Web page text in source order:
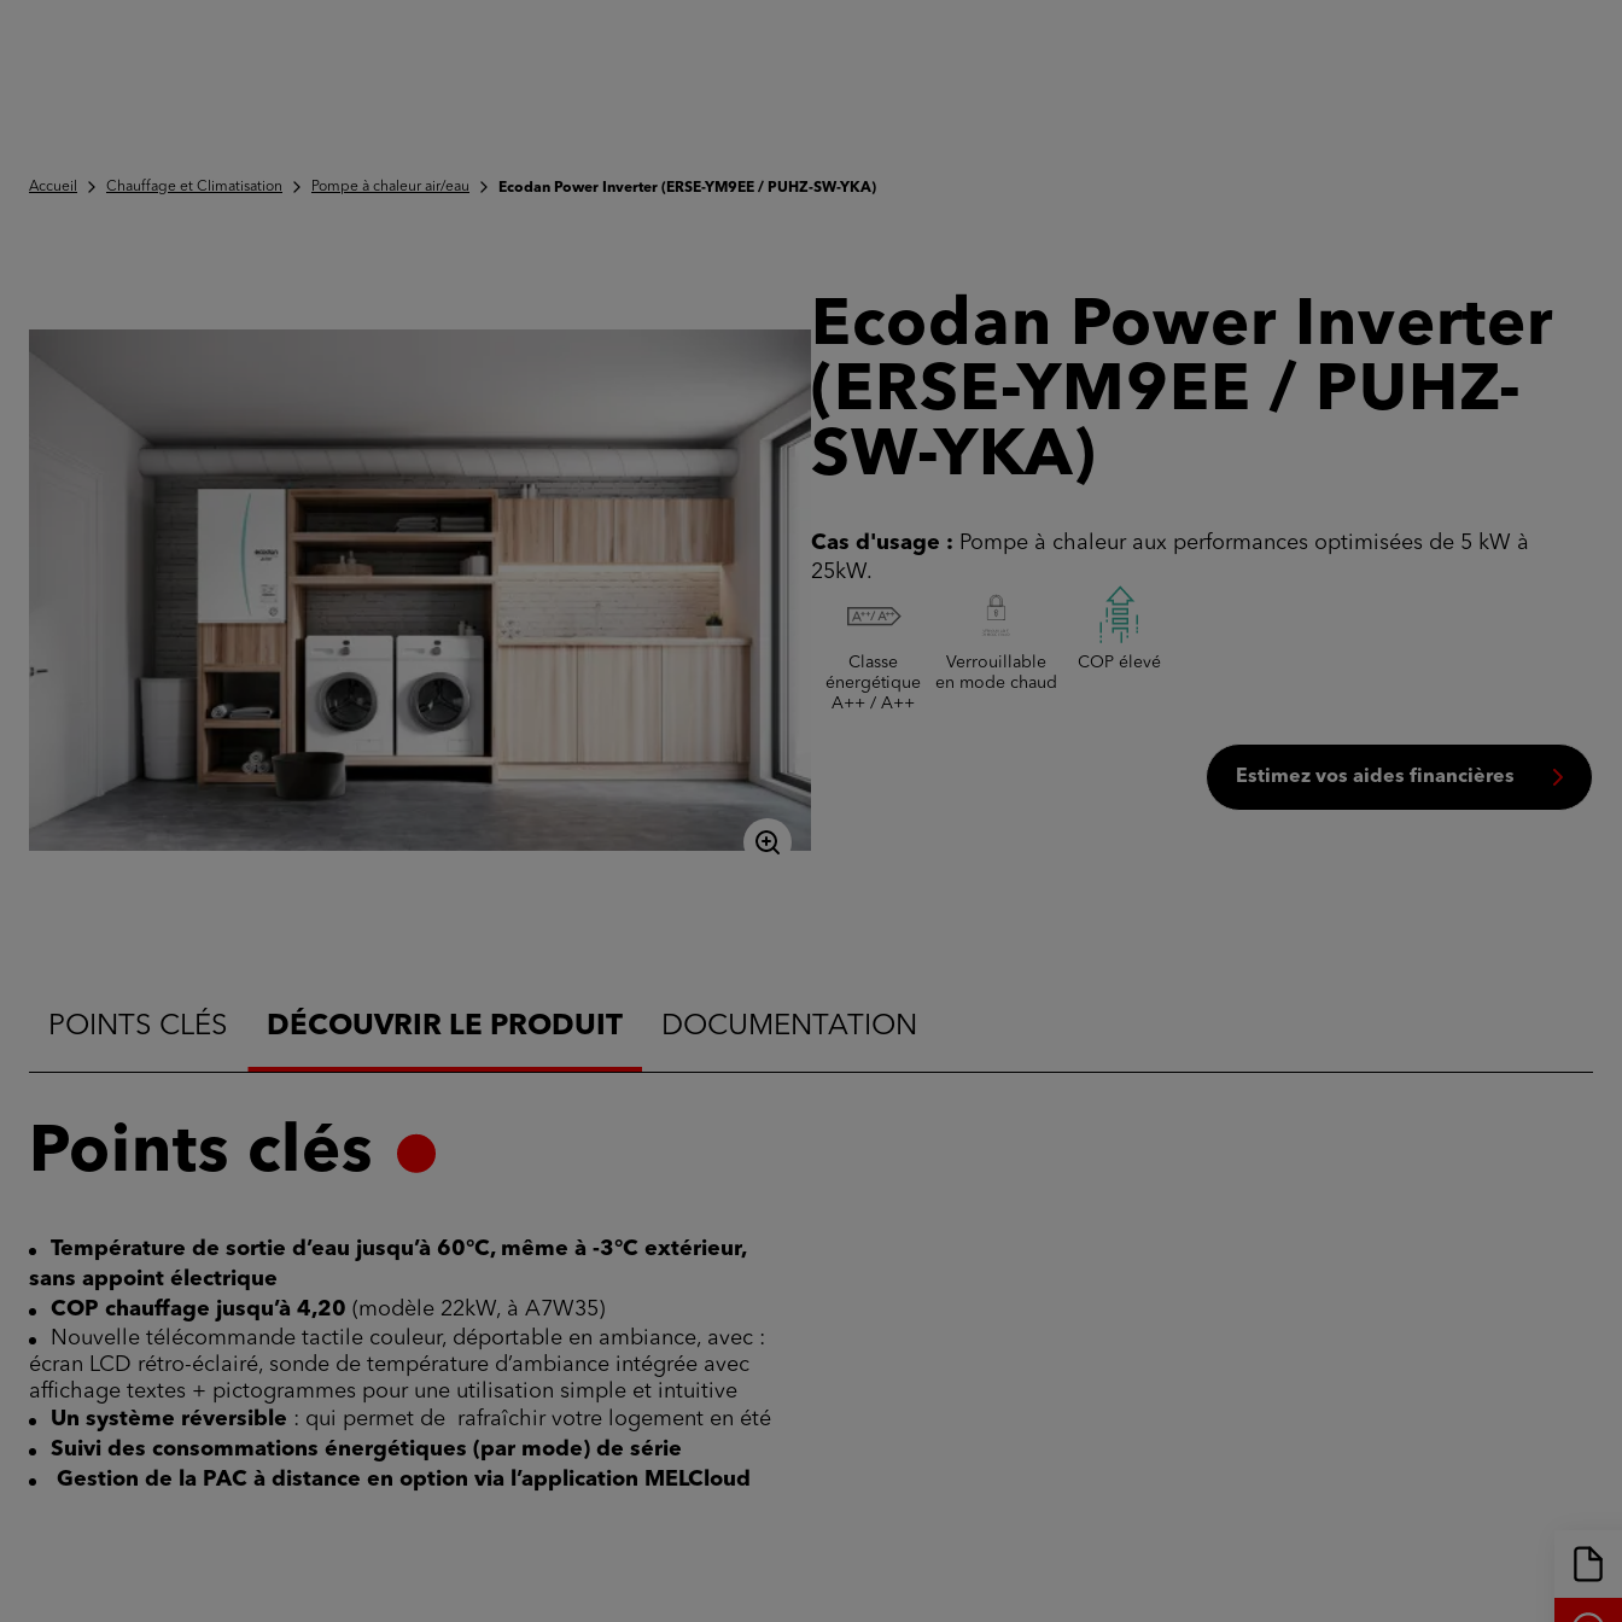
Accueil Chauffage et Climatisation Pompe à chaleur air/eau Ecodan Power Inverter (ERSE-YM9EE / PUHZ-SW-YKA)
Ecodan Power Inverter
(ERSE-YM9EE / PUHZ-
SW-YKA)
Cas d'usage : Pompe à chaleur aux performances optimisées de 5 kW à
25kW.
Classe
énergétique
A++ / A++
Verrouillable
en mode chaud
COP élevé
Estimez vos aides financières
POINTS CLÉS DÉCOUVRIR LE PRODUIT DOCUMENTATION
Points clés
Température de sortie d’eau jusqu’à 60°C, même à -3°C extérieur,
sans appoint électrique
COP chauffage jusqu’à 4,20 (modèle 22kW, à A7W35)
Nouvelle télécommande tactile couleur, déportable en ambiance, avec :
écran LCD rétro-éclairé, sonde de température d’ambiance intégrée avec
affichage textes + pictogrammes pour une utilisation simple et intuitive
Un système réversible : qui permet de rafraîchir votre logement en été
Suivi des consommations énergétiques (par mode) de série
Gestion de la PAC à distance en option via l’application MELCloud